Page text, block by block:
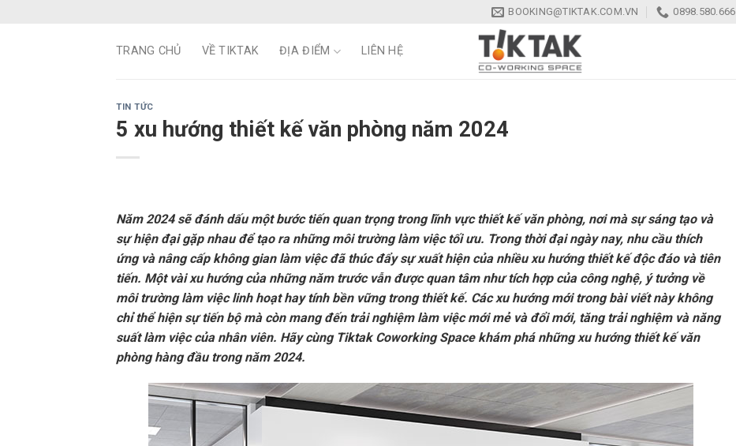
BOOKING@TIKTAK.COM.VN 0898.580.666
TRANG CHỦ VỀ TIKTAK ĐỊA ĐIỂM LIÊN HỆ
TIN TỨC
5 xu hướng thiết kế văn phòng năm 2024
Năm 2024 sẽ đánh dấu một bước tiến quan trọng trong lĩnh vực thiết kế văn phòng, nơi mà sự sáng tạo và
sự hiện đại gặp nhau để tạo ra những môi trường làm việc tối ưu. Trong thời đại ngày nay, nhu cầu thích
ứng và nâng cấp không gian làm việc đã thúc đẩy sự xuất hiện của nhiều xu hướng thiết kế độc đáo và tiên
tiến. Một vài xu hướng của những năm trước vẫn được quan tâm như tích hợp của công nghệ, ý tưởng về
môi trường làm việc linh hoạt hay tính bền vững trong thiết kế. Các xu hướng mới trong bài viết này không
chỉ thể hiện sự tiến bộ mà còn mang đến trải nghiệm làm việc mới mẻ và đổi mới, tăng trải nghiệm và năng
suất làm việc của nhân viên. Hãy cùng Tiktak Coworking Space khám phá những xu hướng thiết kế văn
phòng hàng đầu trong năm 2024.